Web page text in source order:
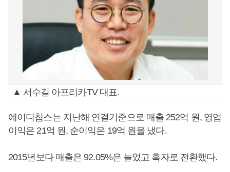
▲ 서수길 아프리카TV 대표.
에이디칩스는 지난해 연결기준으로 매출 252억 원, 영업
이익은 21억 원, 순이익은 19억 원을 냈다.
2015년보다 매출은 92.05%은 늘었고 흑자로 전환했다.